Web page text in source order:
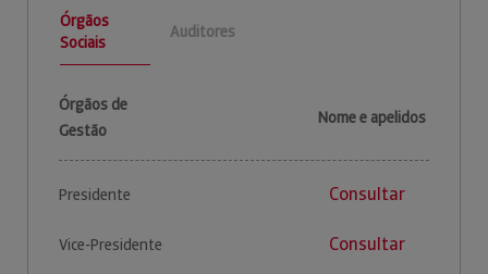
Órgãos
Sociais
Auditores
Órgãos de
Gestão
Nome e apelidos
Presidente Consultar
Vice-Presidente Consultar